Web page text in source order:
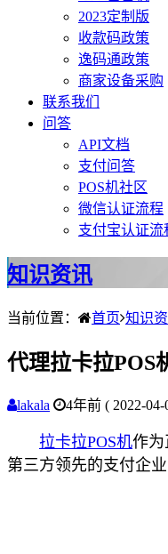
2023定制版
收款码政策
逸码通政策
商家设备采购
联系我们
问答
API文档
支付问答
POS机社区
微信认证流程
支付宝认证流
知识资讯
当前位置： 首页 知识
代理拉卡拉POS
lakala 4年前 ( 2022-04-
拉卡拉POS机作为
第三方领先的支付企